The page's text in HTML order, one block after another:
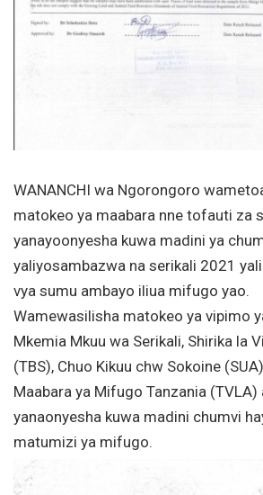
WANANCHI wa Ngorongoro
matokeo ya maabara nne tofauti za
yanayoonyesha kuwa madini ya
yaliyosambazwa na serikali 2021
vya sumu ambayo iliua mifugo yao.
Wamewasilisha matokeo ya vipimo
Mkemia Mkuu wa Serikali, Shirika la
(TBS), Chuo Kikuu chw Sokoine
Maabara ya Mifugo Tanzania
yanaonyesha kuwa madini chumvi
matumizi ya mifugo.